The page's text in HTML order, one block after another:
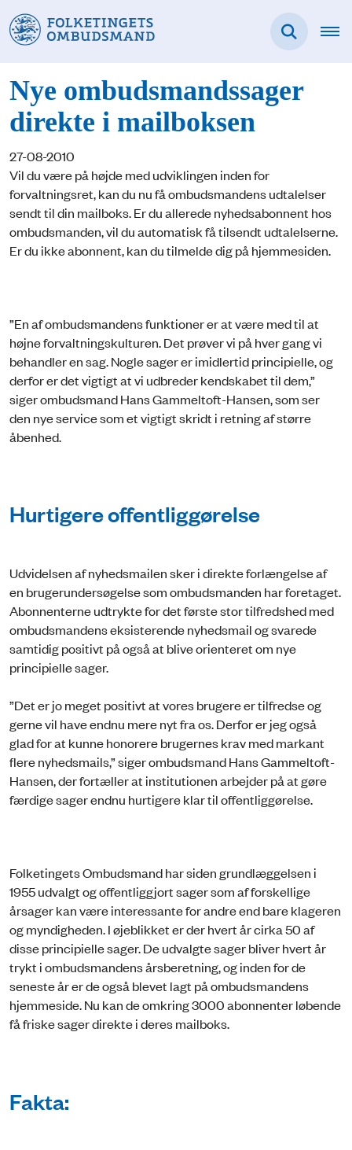
Nye ombudsmandssager
direkte i mailboksen
27-08-2010
Vil du være på højde med udviklingen inden for
forvaltningsret, kan du nu få ombudsmandens udtalelser
sendt til din mailboks. Er du allerede nyhedsabonnent hos
ombudsmanden, vil du automatisk få tilsendt udtalelserne.
Er du ikke abonnent, kan du tilmelde dig på hjemmesiden.
”En af ombudsmandens funktioner er at være med til at
højne forvaltningskulturen. Det prøver vi på hver gang vi
behandler en sag. Nogle sager er imidlertid principielle, og
derfor er det vigtigt at vi udbreder kendskabet til dem,”
siger ombudsmand Hans Gammeltoft-Hansen, som ser
den nye service som et vigtigt skridt i retning af større
åbenhed.
Hurtigere offentliggørelse
Udvidelsen af nyhedsmailen sker i direkte forlængelse af
en brugerundersøgelse som ombudsmanden har foretaget.
Abonnenterne udtrykte for det første stor tilfredshed med
ombudsmandens eksisterende nyhedsmail og svarede
samtidig positivt på også at blive orienteret om nye
principielle sager.
”Det er jo meget positivt at vores brugere er tilfredse og
gerne vil have endnu mere nyt fra os. Derfor er jeg også
glad for at kunne honorere brugernes krav med markant
flere nyhedsmails,” siger ombudsmand Hans Gammeltoft-
Hansen, der fortæller at institutionen arbejder på at gøre
færdige sager endnu hurtigere klar til offentliggørelse.
Folketingets Ombudsmand har siden grundlæggelsen i
1955 udvalgt og offentliggjort sager som af forskellige
årsager kan være interessante for andre end bare klageren
og myndigheden. I øjeblikket er der hvert år cirka 50 af
disse principielle sager. De udvalgte sager bliver hvert år
trykt i ombudsmandens årsberetning, og inden for de
seneste år er de også blevet lagt på ombudsmandens
hjemmeside. Nu kan de omkring 3000 abonnenter løbende
få friske sager direkte i deres mailboks.
Fakta: